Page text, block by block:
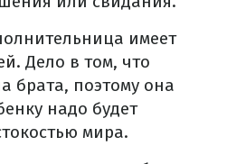
имеет
Дело в том, что
брата, поэтому она
надо будет
мира.